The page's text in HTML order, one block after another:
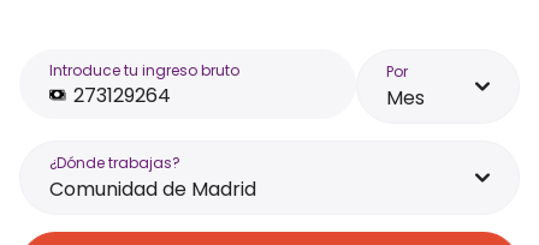
Introduce tu ingreso bruto Por
Mes
¿Dónde trabajas?
Comunidad de Madrid